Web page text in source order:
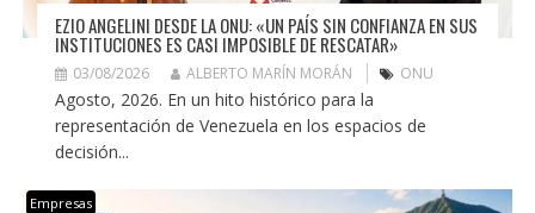
EZIO ANGELINI DESDE LA ONU: «UN PAÍS SIN CONFIANZA EN SUS
INSTITUCIONES ES CASI IMPOSIBLE DE RESCATAR»
03/08/2026 ALBERTO MARÍN MORÁN ONU
Agosto, 2026. En un hito histórico para la
representación de Venezuela en los espacios de
decisión...
Empresas